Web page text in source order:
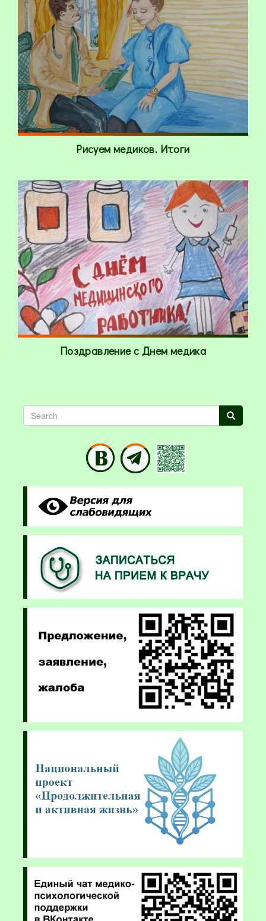
Рисуем медиков. Итоги
Поздравление с Днем медика
Search Search